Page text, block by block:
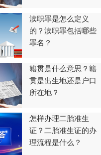
渎职罪是怎么定义
的？渎职罪包括哪些
罪名？
籍贯是什么意思？籍
贯是出生地还是户口
所在地？
怎样办理二胎准生
证？二胎准生证的办
理流程是什么？